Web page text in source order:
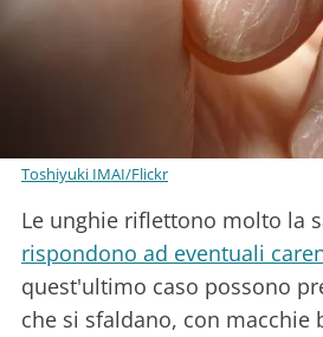
Toshiyuki IMAI/Flickr
Le unghie riflettono molto la
rispondono ad eventuali
quest'ultimo caso possono
che si sfaldano, con macchie